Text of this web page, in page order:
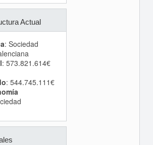
Actual
: Sociedad
: 573.821.614€
: 544.745.111€